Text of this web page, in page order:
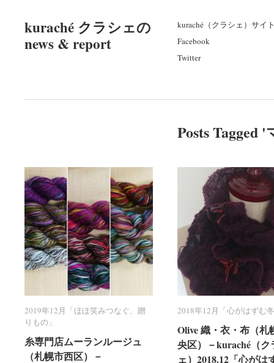
kuraché クラシェの
news & report
kuraché（クラシェ）サイ
Facebook
Twitter
Posts Tagged '
2019年12月「ほほ笑みつなぐ、贈
りもの」
糸専門店ムーランルージュ
（札幌市西区）－
2019年12月「ほほ笑みつなぐ、贈
りもの」
糸専門店ムーランルージュ
（札幌市西区）－
2018年12月「心がはずむ
Olive 織・衣・布（札
央区）－kuraché（ク
ェ）2018.12「心がは
2018年12月「心がはずむ
Olive 織・衣・布（札
央区）－kuraché（ク
ェ）2018.12「心がは